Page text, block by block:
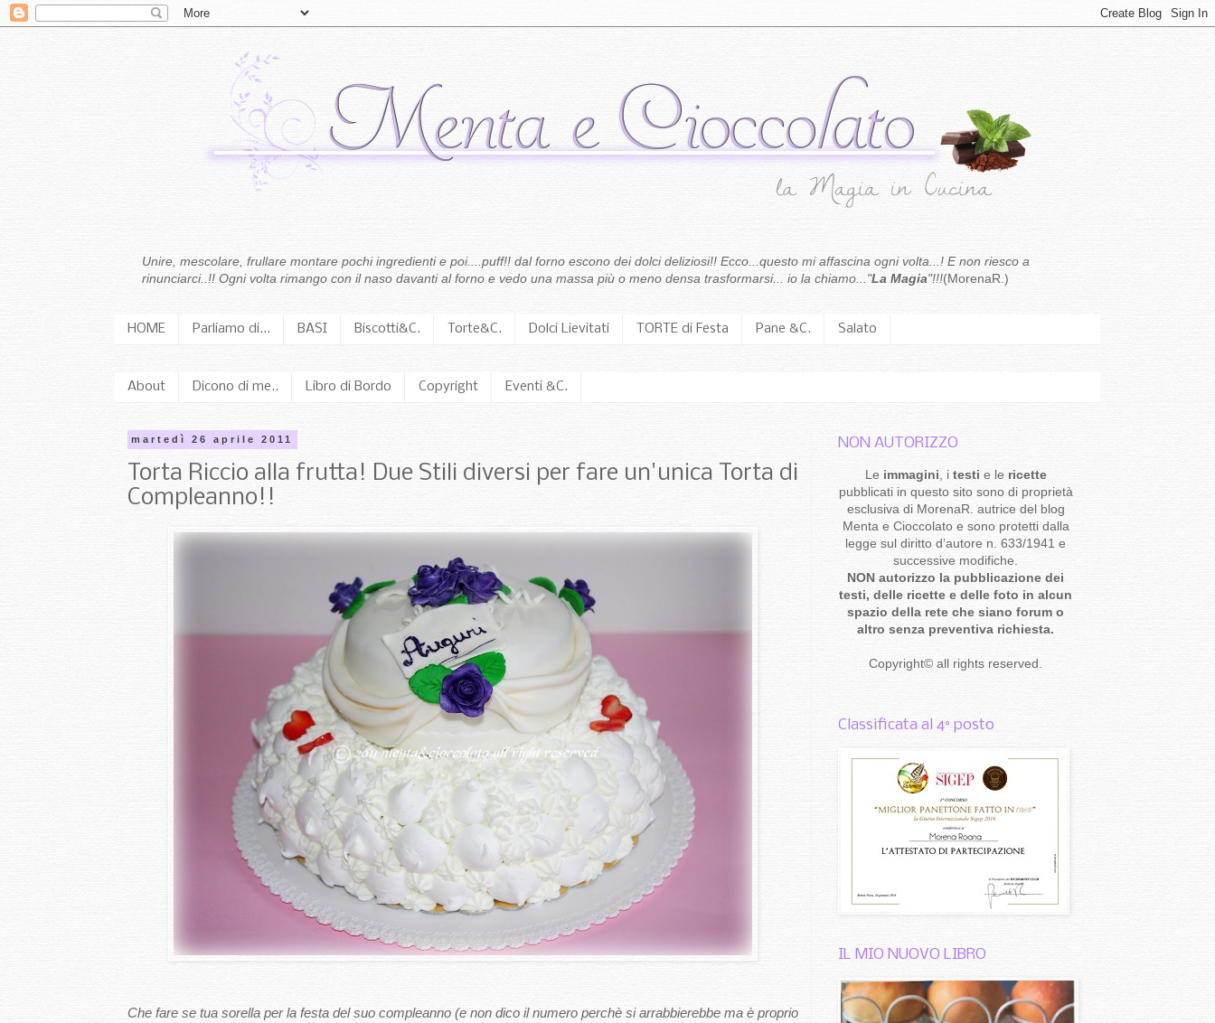
Unire, mescolare, frullare montare pochi ingredienti e poi....puff!! dal forno escono dei dolci deliziosi!! Ecco...questo mi affascina ogni volta...! E non riesco a
rinunciarci..!! Ogni volta rimango con il naso davanti al forno e vedo una massa più o meno densa trasformarsi... io la chiamo..."La Magia"!!!(MorenaR.)
HOME Parliamo di... BASI Biscotti&C. Torte&C. Dolci Lievitati TORTE di Festa Pane &C. Salato
About Dicono di me.. Libro di Bordo Copyright Eventi &C.
martedì 26 aprile 2011
Torta Riccio alla frutta! Due Stili diversi per fare un'unica Torta di
Compleanno!!
Che fare se tua sorella per la festa del suo compleanno (e non dico il numero perchè si arrabbierebbe ma è proprio
NON AUTORIZZO
Le immagini , i testi e le ricette
pubblicati in questo sito sono di proprietà
esclusiva di MorenaR. autrice del blog
Menta e Cioccolato e sono protetti dalla
legge sul diritto d’autore n. 633/1941 e
successive modifiche.
NON autorizzo la pubblicazione dei
testi, delle ricette e delle foto in alcun
spazio della rete che siano forum o
altro senza preventiva richiesta.
Copyright© all rights reserved
Classificata al 4° posto
IL MIO NUOVO LIBRO